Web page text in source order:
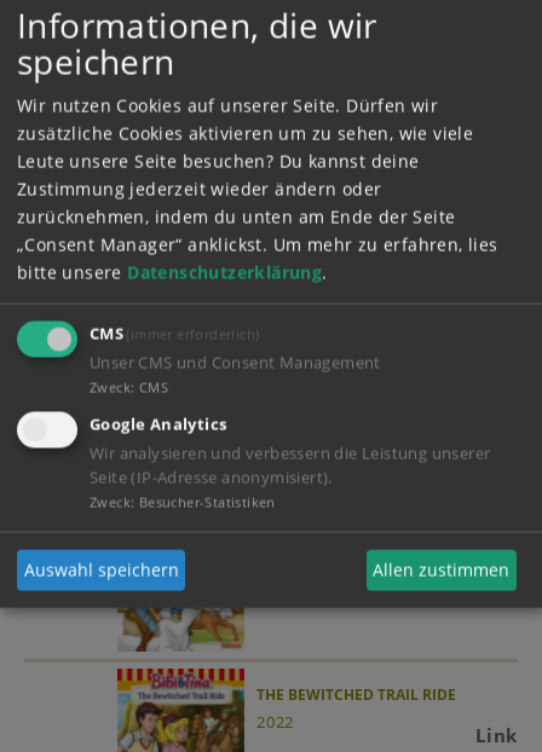
THE PUMPKIN FESTIVAL
2022
CHRISTMAS EVE
Link
Link
EASTER HOLIDAY 2022
Link
THE BEWITCHED TRAIL RIDE
2022
Link
Informationen, die wir
speichern
Wir nutzen Cookies auf unserer Seite. Dürfen wir
zusätzliche Cookies aktivieren um zu sehen, wie viele
Leute unsere Seite besuchen? Du kannst deine
Zustimmung jederzeit wieder ändern oder
zurücknehmen, indem du unten am Ende der Seite
„Consent Manager“ anklickst. Um mehr zu erfahren, lies
bitte unsere Datenschutzerklärung.
CMS (immer erforderlich)
Unser CMS und Consent Management
Zweck: CMS
Google Analytics
Wir analysieren und verbessern die Leistung unserer
Seite (IP-Adresse anonymisiert).
Zweck: Besucher-Statistiken
Auswahl speichern Allen zustimmen